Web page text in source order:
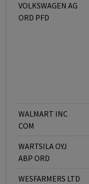
VOLKSWAGEN AG
ORD PFD
WALMART INC
COM
WARTSILA OYJ
ABP ORD
WESFARMERS LTD